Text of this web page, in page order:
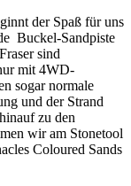
der Spaß für uns
Buckel-Sandpiste
sind
mit 4WD-
sogar normale
und der Strand
zu den
wir am Stonetool
Coloured Sands